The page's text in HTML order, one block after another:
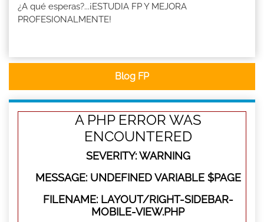
¿A qué esperas?...¡ESTUDIA FP Y MEJORA
PROFESIONALMENTE!
Blog FP
A PHP ERROR WAS
ENCOUNTERED
SEVERITY: WARNING
MESSAGE: UNDEFINED VARIABLE $PAGE
FILENAME: LAYOUT/RIGHT-SIDEBAR-
MOBILE-VIEW.PHP